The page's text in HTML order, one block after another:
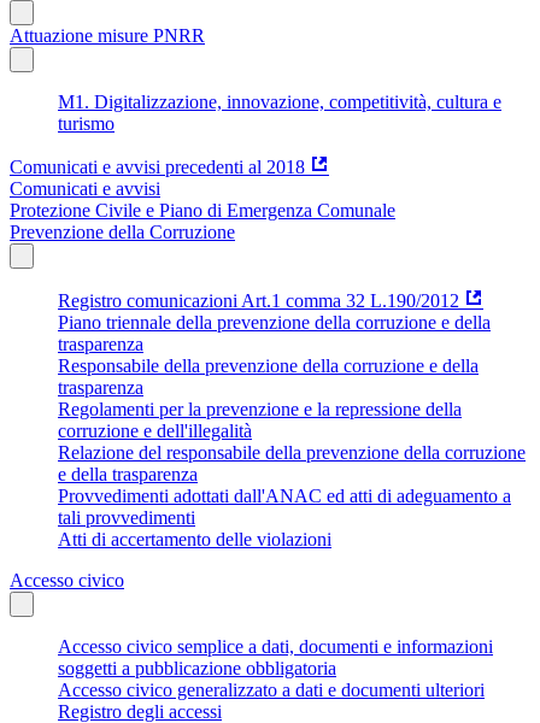
Attuazione misure PNRR
M1. Digitalizzazione, innovazione, competitività, cultura e
turismo
Comunicati e avvisi precedenti al 2018
Comunicati e avvisi
Protezione Civile e Piano di Emergenza Comunale
Prevenzione della Corruzione
Registro comunicazioni Art.1 comma 32 L.190/2012
Piano triennale della prevenzione della corruzione e della
trasparenza
Responsabile della prevenzione della corruzione e della
trasparenza
Regolamenti per la prevenzione e la repressione della
corruzione e dell'illegalità
Relazione del responsabile della prevenzione della corruzione
e della trasparenza
Provvedimenti adottati dall'ANAC ed atti di adeguamento a
tali provvedimenti
Atti di accertamento delle violazioni
Accesso civico
Accesso civico semplice a dati, documenti e informazioni
soggetti a pubblicazione obbligatoria
Accesso civico generalizzato a dati e documenti ulteriori
Registro degli accessi